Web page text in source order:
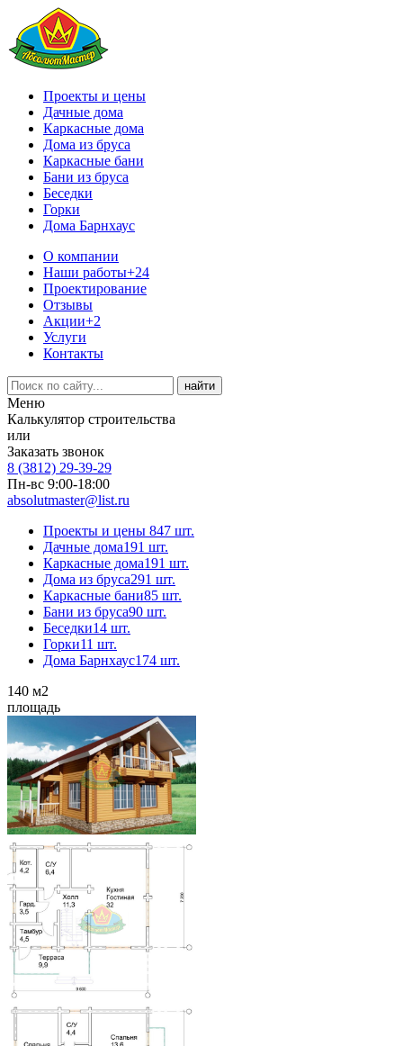
Проекты и цены
Дачные дома
Каркасные дома
Дома из бруса
Каркасные бани
Бани из бруса
Беседки
Горки
Дома Барнхаус
О компании
Наши работы+24
Проектирование
Отзывы
Акции+2
Услуги
Контакты
Меню
Калькулятор строительства
или
Заказать звонок
8 (3812) 29-39-29
Пн-вс 9:00-18:00
absolutmaster@list.ru
Проекты и цены 847 шт.
Дачные дома191 шт.
Каркасные дома191 шт.
Дома из бруса291 шт.
Каркасные бани85 шт.
Бани из бруса90 шт.
Беседки14 шт.
Горки11 шт.
Дома Барнхаус174 шт.
140 м2
площадь